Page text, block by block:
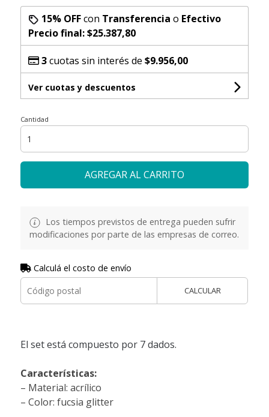
15% OFFcon Transferencia o Efectivo
Precio final:$25.387,80
3cuotas sin interés de $9.956,00
Ver cuotas y descuentos
Cantidad
AGREGAR AL CARRITO
Los tiempos previstos de entrega pueden sufrir
modificaciones por parte de las empresas de correo.
Calculá el costo de envío
CALCULAR
El set está compuesto por 7 dados.
Características:
– Material: acrílico
– Color: fucsia glitter